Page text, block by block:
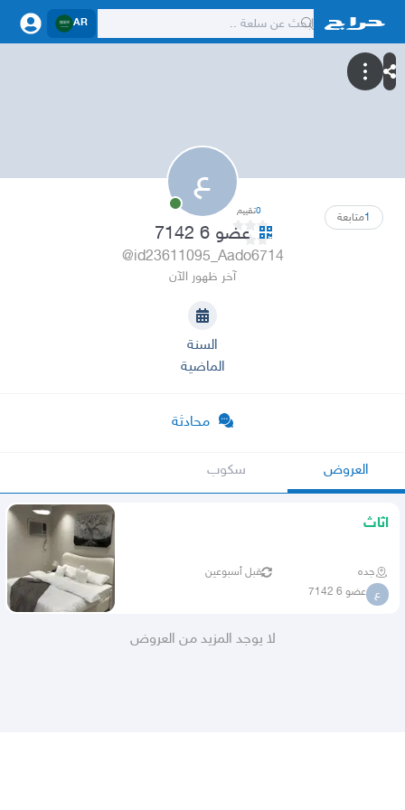
AR
ع
1متابعة 0تقييم
عضو 6 7142
@id23611095_Aado6714
آخر ظهور الآن
السنة
الماضية
محادثة
العروض سكوب
اثاث
جده قبل أسبوعين
ع عضو 6 7142
لا يوجد المزيد من العروض